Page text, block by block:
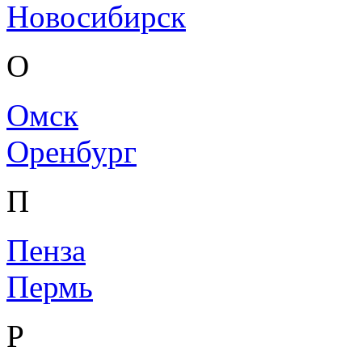
Новосибирск
О
Омск
Оренбург
П
Пенза
Пермь
Р